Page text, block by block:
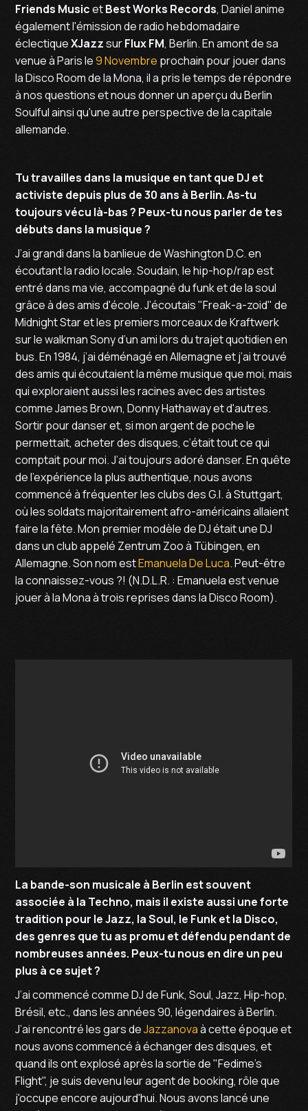
Friends MusicetBest Works Records, Daniel anime
également l'émission de radio hebdomadaire
éclectiqueXJazzsurFlux FM, Berlin. En amont de sa
venue à Paris le9 Novembre prochain pour jouer dans
la Disco Room de la Mona, il a pris le temps de répondre
à nos questions et nous donner un aperçu du Berlin
Soulful ainsi qu'une autre perspective de la capitale
allemande.
Tu travailles dans la musique en tant que DJ et
activiste depuis plus de 30 ans à Berlin. As-tu
toujours vécu là-bas ? Peux-tu nous parler de tes
débuts dans la musique ?
J’ai grandi dans la banlieue de Washington D.C. en
écoutant la radio locale. Soudain, le hip-hop/rap est
entré dans ma vie, accompagné du funk et de la soul
grâce à des amis d'école. J’écoutais "Freak-a-zoid" de
Midnight Star et les premiers morceaux de Kraftwerk
sur le walkman Sony d’un ami lors du trajet quotidien en
bus. En 1984, j’ai déménagé en Allemagne et j’ai trouvé
des amis qui écoutaient la même musique que moi, mais
qui exploraient aussi les racines avec des artistes
comme James Brown, Donny Hathaway et d'autres.
Sortir pour danser et, si mon argent de poche le
permettait, acheter des disques, c’était tout ce qui
comptait pour moi. J’ai toujours adoré danser. En quête
de l'expérience la plus authentique, nous avons
commencé à fréquenter les clubs des G.I. à Stuttgart,
où les soldats majoritairement afro-américains allaient
faire la fête. Mon premier modèle de DJ était une DJ
dans un club appelé Zentrum Zoo à Tübingen, en
Allemagne. Son nom estEmanuela De Luca. Peut-être
la connaissez-vous ?! (N.D.L.R. : Emanuela est venue
jouer à la Mona à trois reprises dans la Disco Room).
La bande-son musicale à Berlin est souvent
associée à la Techno, mais il existe aussi une forte
tradition pour le Jazz, la Soul, le Funk et la Disco,
des genres que tu as promu et défendu pendant de
nombreuses années. Peux-tu nous en dire un peu
plus à ce sujet ?
J’ai commencé comme DJ de Funk, Soul, Jazz, Hip-hop,
Brésil, etc., dans les années 90, légendaires à Berlin.
J’ai rencontré les gars deJazzanovaà cette époque et
nous avons commencé à échanger des disques, et
quand ils ont explosé après la sortie de "Fedime’s
Flight", je suis devenu leur agent de booking, rôle que
j'occupe encore aujourd'hui. Nous avons lancé une